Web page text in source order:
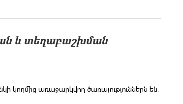
և տեղաբաշխման
առաջարկվող ծառայություններն են.